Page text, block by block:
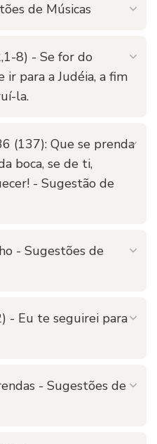
de Músicas
8) - Se for do
ir para a Judéia, a fim
la.
(137): Que se prenda
boca, se de ti,
- Sugestão de
- Sugestões de
- Eu te seguirei para
- Sugestões de